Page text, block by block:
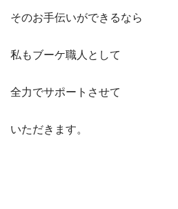
そのお手伝いができるなら
私もブーケ職人として
全力でサポートさせて
いただきます。